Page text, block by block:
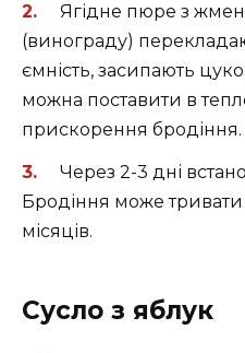
Ягідне пюре з
(винограду)
ємність, засипають
можна поставити в
прискорення бродіння.
Через 2-3 дні
Бродіння може тривати
місяців.
Сусло з яблук